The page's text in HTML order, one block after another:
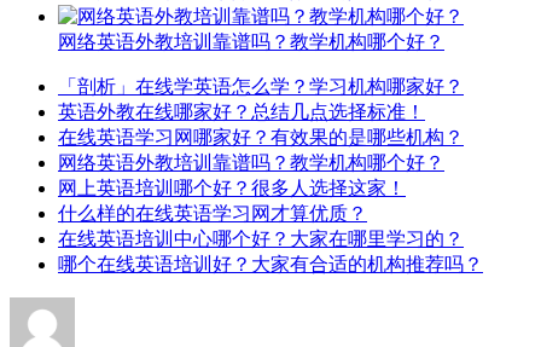
网络英语外教培训靠谱吗？教学机构哪个好？
「剖析」在线学英语怎么学？学习机构哪家好？
英语外教在线哪家好？总结几点选择标准！
在线英语学习网哪家好？有效果的是哪些机构？
网络英语外教培训靠谱吗？教学机构哪个好？
网上英语培训哪个好？很多人选择这家！
什么样的在线英语学习网才算优质？
在线英语培训中心哪个好？大家在哪里学习的？
哪个在线英语培训好？大家有合适的机构推荐吗？